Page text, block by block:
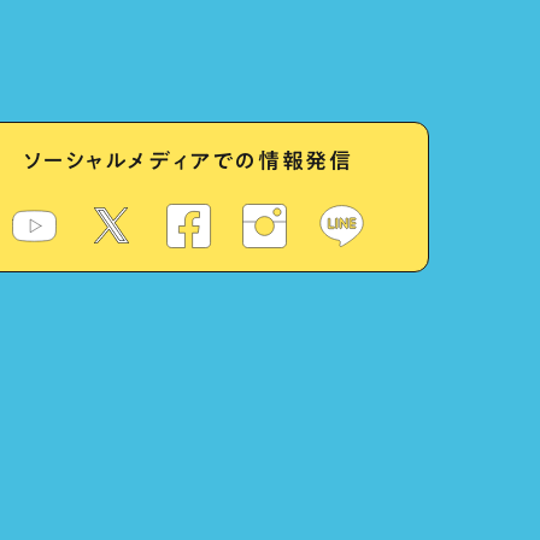
ソーシャルメディアでの情報発信